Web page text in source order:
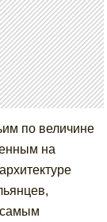
по величине
на
самым